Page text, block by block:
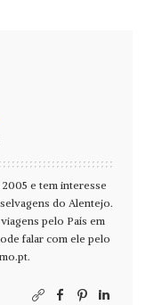
e tem interesse
do Alentejo.
pelo País em
falar com ele pelo
.